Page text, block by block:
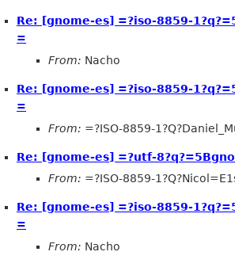
Re: [gnome-es] =?iso-8859-
=
From: Nacho
Re: [gnome-es] =?iso-8859-
=
From: =?ISO-8859-
Re: [gnome-es] =?utf-
From: =?ISO-8859-
Re: [gnome-es] =?iso-8859-
=
From: Nacho